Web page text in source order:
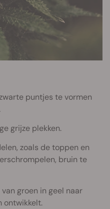
puntjes te vormen
grijze plekken.
zoals de toppen en
bruin te
groen in geel naar
ontwikkelt.